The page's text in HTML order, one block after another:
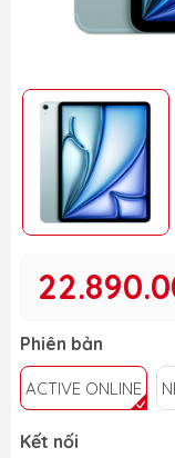
Phiên bản
ACTIVE ONLINE
Kết nối